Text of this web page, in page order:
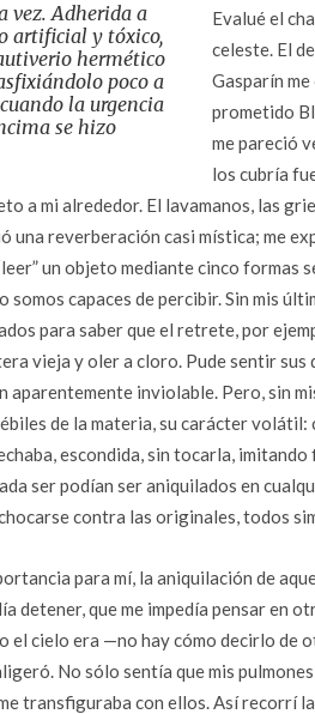
vez. Adherida a
artificial y tóxico,
hermético
poco a
la urgencia
se hizo
Evalué el
celeste. El
Gasparín
prometido
me pareció
los cubría
a mi alrededor. El lavamanos, las
una reverberación casi mística; me
un objeto mediante cinco formas
somos capaces de percibir. Sin mis
para saber que el retrete, por
vieja y oler a cloro. Pude sentir sus
aparentemente inviolable. Pero, sin
de la materia, su carácter
escondida, sin tocarla,
ser podían ser aniquilados en
contra las originales, todos
para mí, la aniquilación de
detener, que me impedía pensar en
el cielo era —no hay cómo decirlo de
No sólo sentía que mis
transfiguraba con ellos. Así recorrí